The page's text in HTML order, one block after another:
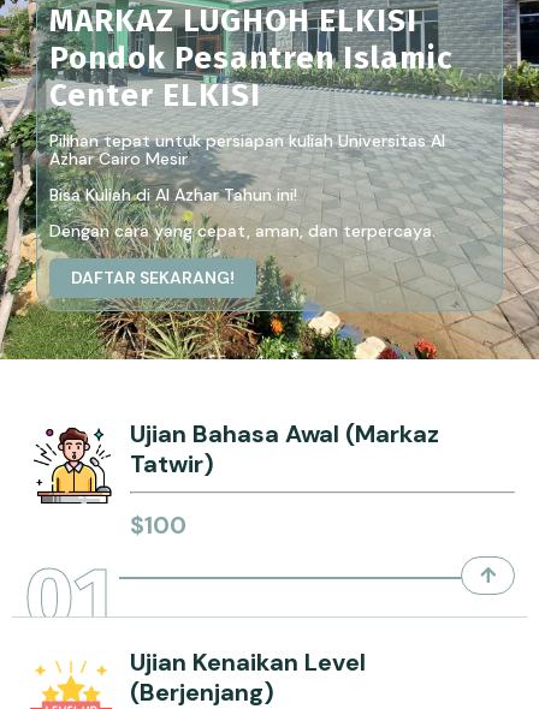
MARKAZ LUGHOH ELKISI
Pondok Pesantren Islamic
Center ELKISI
Pilihan tepat untuk persiapan kuliah Universitas Al
Azhar Cairo Mesir
Bisa Kuliah di Al Azhar Tahun ini!
Dengan cara yang cepat, aman, dan terpercaya.
DAFTAR SEKARANG!
Ujian Bahasa Awal (Markaz
Tatwir)
$100
01
Ujian Kenaikan Level
(berjenjang)